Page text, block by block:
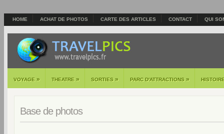
HOME ACHAT DE PHOTOS CARTE DES ARTICLES CONTACT QUI
VOYAGE » THEATRE » SORTIES » PARC D'ATTRACTIONS »
Base de photos